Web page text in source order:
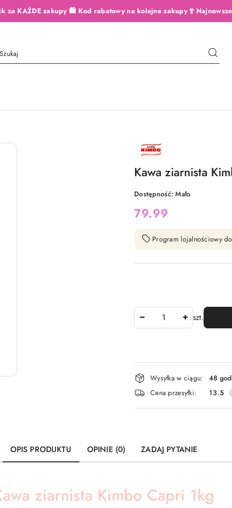
za KAŻDE zakupy 🛍️ Kod rabatowy na kolejne zakupy ❣️
NAZWA
PRODUCENTA:
Kawa ziarnista
Dostępność:Mało
cena:
79.99
Program lojalnościowy
szt.
Dostępność
i
dostawa
Wysyłka w ciągu:
48
Cena przesyłki:
13.5
OPIS PRODUKTU OPINIE (0) ZADAJ PYTANIE
ziarnista Kimbo Capri 1kg